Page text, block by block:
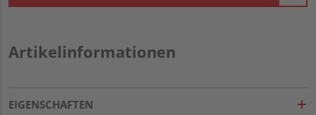
Artikelinformationen
EIGENSCHAFTEN